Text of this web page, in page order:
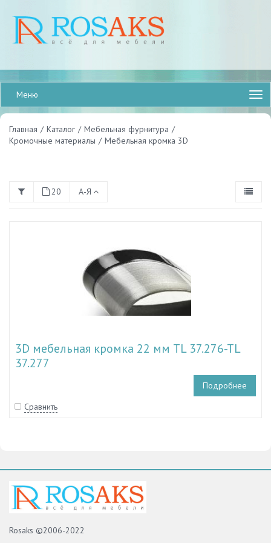
Меню
Главная / Каталог / Мебельная фурнитура /
Кромочные материалы / Мебельная кромка 3D
20 А-Я
3D мебельная кромка 22 мм TL 37.276-TL
37.277
Подробнее
Сравнить
Rosaks ©2006-2022